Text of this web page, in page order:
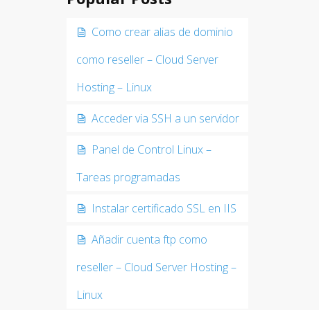
Como crear alias de dominio
como reseller – Cloud Server
Hosting – Linux
Acceder via SSH a un servidor
Panel de Control Linux –
Tareas programadas
Instalar certificado SSL en IIS
Añadir cuenta ftp como
reseller – Cloud Server Hosting –
Linux